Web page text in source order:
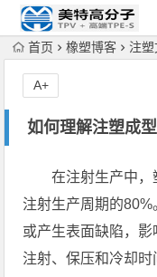
首页 橡塑博客 注
如何理解注塑成
A+
在注射生产中
注射生产周期的
或产生表面缺陷，
注射、保压和冷却